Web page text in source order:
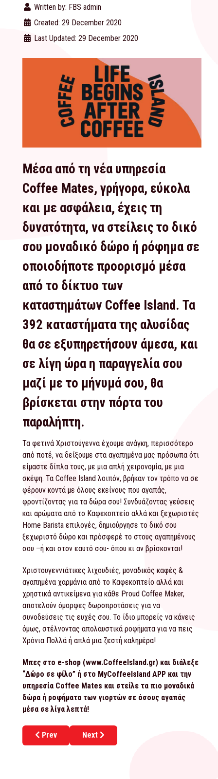
Written by: FBS admin
Created: 29 December 2020
Last Updated: 29 December 2020
Μέσα από τη νέα υπηρεσία
Coffee Mates, γρήγορα, εύκολα
και με ασφάλεια, έχεις τη
δυνατότητα, να στείλεις το δικό
σου μοναδικό δώρο ή ρόφημα σε
οποιοδήποτε προορισμό μέσα
από το δίκτυο των
καταστημάτων Coffee Island. Τα
392 καταστήματα της αλυσίδας
θα σε εξυπηρετήσουν άμεσα, και
σε λίγη ώρα η παραγγελία σου
μαζί με το μήνυμά σου, θα
βρίσκεται στην πόρτα του
παραλήπτη.
Τα φετινά Χριστούγεννα έχουμε ανάγκη, περισσότερο
από ποτέ, να δείξουμε στα αγαπημένα μας πρόσωπα ότι
είμαστε δίπλα τους, με μια απλή χειρονομία, με μια
σκέψη. Τα Coffee Island λοιπόν, βρήκαν τον τρόπο να σε
φέρουν κοντά με όλους εκείνους που αγαπάς,
φροντίζοντας για τα δώρα σου! Συνδυάζοντας γεύσεις
και αρώματα από το Καφεκοπτείο αλλά και ξεχωριστές
Home Barista επιλογές, δημιούργησε το δικό σου
ξεχωριστό δώρο και πρόσφερέ το στους αγαπημένους
σου –ή και στον εαυτό σου- όπου κι αν βρίσκονται!
Χριστουγεννιάτικες λιχουδιές, μοναδικός καφές &
αγαπημένα χαρμάνια από το Καφεκοπτείο αλλά και
χρηστικά αντικείμενα για κάθε Proud Coffee Maker,
αποτελούν όμορφες δωροπροτάσεις για να
συνοδεύσεις τις ευχές σου. Το ίδιο μπορείς να κάνεις
όμως, στέλνοντας απολαυστικά ροφήματα για να πεις
Χρόνια Πολλά ή απλά μια ζεστή καλημέρα!
Μπες στο e-shop (www.CoffeeIsland.gr) και διάλεξε
“Δώρο σε φίλο” ή στο MyCoffeeIsland APP και την
υπηρεσία Coffee Mates και στείλε τα πιο μοναδικά
δώρα ή ροφήματα των γιορτών σε όσους αγαπάς
μέσα σε λίγα λεπτά!
Previous article: Ανάπτυξη και βραβεία για τα Baristi
Prev Next article: Γνωρίστε το βραβευμένο
Next